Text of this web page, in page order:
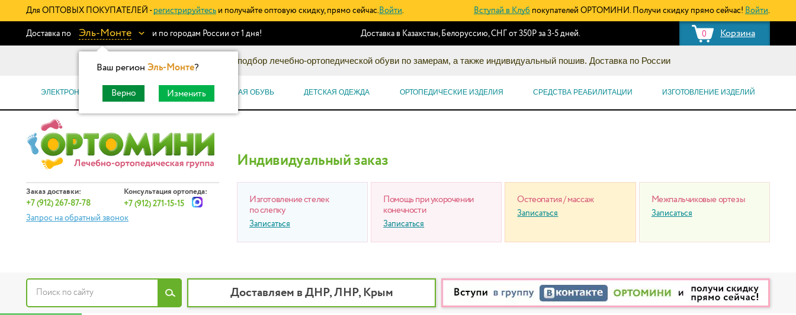
Для ОПТОВЫХ ПОКУПАТЕЛЕЙ - регистрируйтесь и получайте оптовую скидку, прямо сейчас.Войти. Вступай в Клуб покупателей ОРТОМИНИ. Получи скидку прямо сейчас! Войти.
Доставка по Эль-Монте
Ваш регион Эль-Монте?
Верно Изменить
и по городам России от 1 дня! 0 Корзина
Доставка в Казахстан, Белоруссию, СНГ от 350Р за 3-5 дней.
Информационный каталог: подбор лечебно-ортопедической обуви по замерам, а также индивидуальный пошив. Доставка по России
ЭЛЕКТРОННЫЕ СЕРТИФИКАТЫ ОРТОПЕДИЧЕСКАЯ ОБУВЬ ДЕТСКАЯ ОДЕЖДА ОРТОПЕДИЧЕСКИЕ ИЗДЕЛИЯ СРЕДСТВА РЕАБИЛИТАЦИИ ИЗГОТОВЛЕНИЕ ИЗДЕЛИЙ
Заказ доставки:
+7 (912) 267-87-78
Консультация ортопеда:
+7 (912) 271-15-15
Запрос на обратный звонок
Индивидуальный заказ
Изготовление стелек
по слепку
Записаться
Помощь при укорочении
конечности
Записаться
Остеопатия / массаж
Записаться
Межпальчиковые ортезы
Записаться
Доставляем в ДНР, ЛНР, Крым